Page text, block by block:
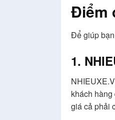
Điểm
Để giúp
1.
khách
giá cả phải